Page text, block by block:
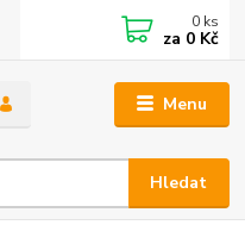
Menu
Hledat
0 ks
za 0 Kč